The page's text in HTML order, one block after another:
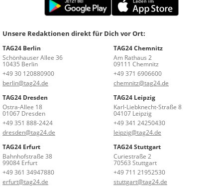
Unsere Redaktionen direkt für Dich vor Ort:
TAG24 Berlin
Schönhauser Allee 36
10435 Berlin
+49 30 120880900
berlin@tag24.de
TAG24 Chemnitz
Am Rathaus 2
09111 Chemnitz
+49 371 6906600
chemnitz@tag24.de
TAG24 Dresden
Ostra-Allee 18
01067 Dresden
+49 351 888-2424
dresden@tag24.de
TAG24 Leipzig
Karl-Liebknecht-Straße 8
04107 Leipzig
+49 341 24250430
leipzig@tag24.de
TAG24 Erfurt
Bahnhofstraße 38
99084 Erfurt
+49 361 34947880
erfurt@tag24.de
TAG24 Stuttgart
Curiestraße 2
70563 Stuttgart
+49 711 21952530
stuttgart@tag24.de